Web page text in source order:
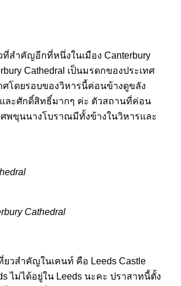
ที่สำคัญอีกที่หนึ่งในเมือง Canterbury
Cathedral เป็นมรดกของประเทศ
ศโดยรอบของวิหารนี้ค่อนข้างดูขลัง
และศักดิ์สิทธิ์มากๆ ค่ะ ตัวสถานที่ค่อน
พขุนนางโบราณมีทั้งข้างในวิหารและ
Cathedral
ยวสำคัญในเคนท์ คือ Leeds Castle
ไม่ได้อยู่ใน Leeds นะคะ ปราสาทนี้ตั้ง